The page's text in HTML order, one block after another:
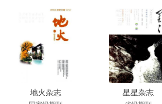
地火杂志 星星杂志